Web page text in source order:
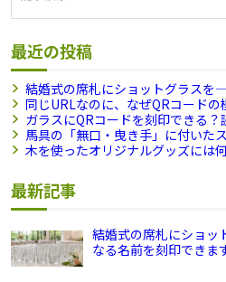
最近の投稿
結婚式の席札にショットグラスを
印できますか？
同じURLなのに、なぜQRコードの
ガラスにQRコードを刻印できる
したこと
馬具の「無口・曳き手」に付いた
を刻印しました
木を使ったオリジナルグッズには
最新記事
結婚式の席札にショ
なる名前を刻印できま